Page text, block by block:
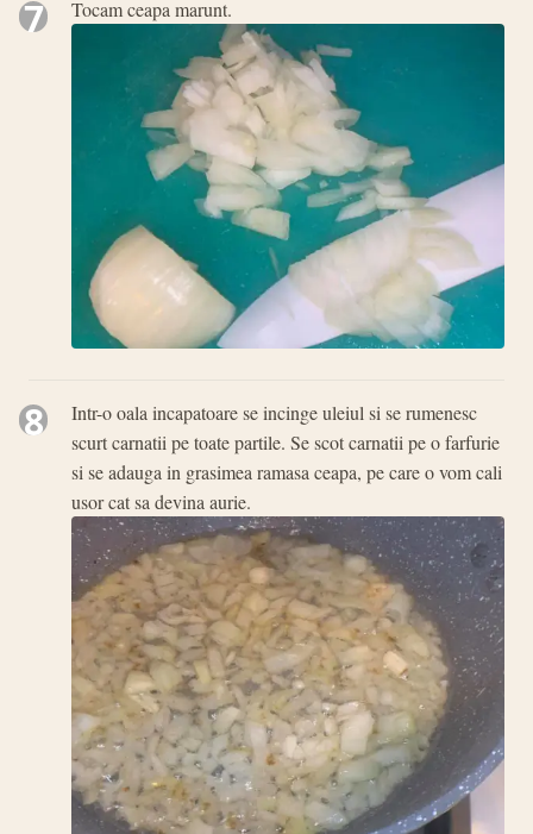
7 Tocam ceapa marunt.
8
Intr-o oala incapatoare se incinge uleiul si se rumenesc
scurt carnatii pe toate partile. Se scot carnatii pe o farfurie
si se adauga in grasimea ramasa ceapa, pe care o vom cali
usor cat sa devina aurie.